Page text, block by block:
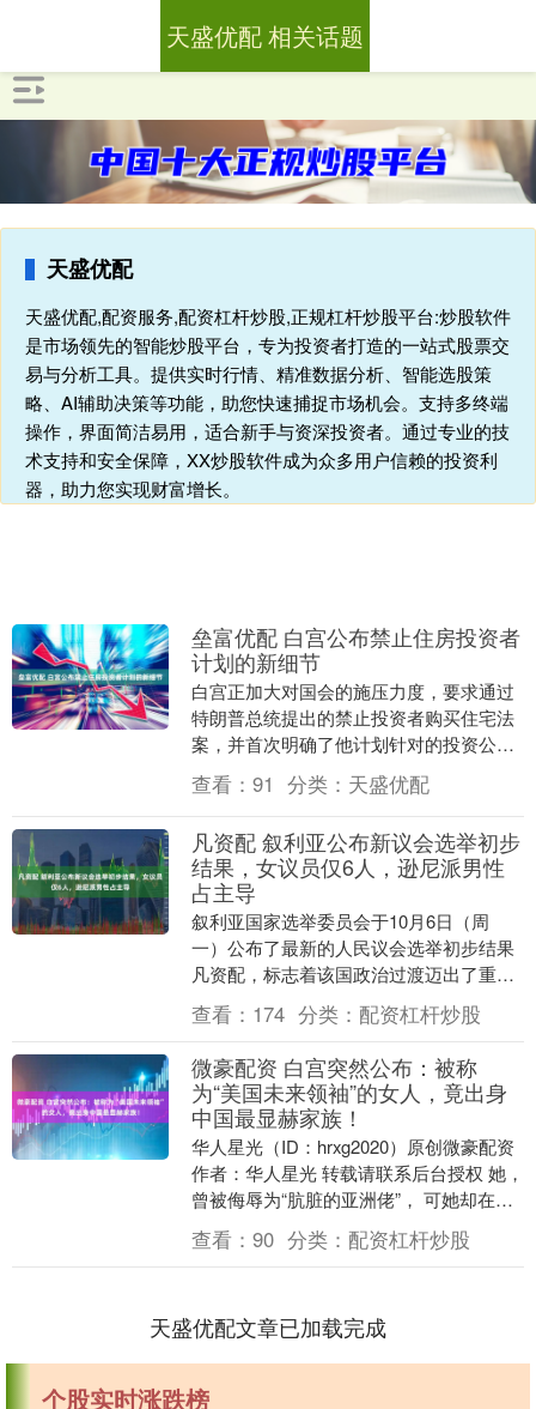
天盛优配
天盛优配,配资服务,配资杠杆炒股,正规杠杆炒股平台:炒股软件
是市场领先的智能炒股平台，专为投资者打造的一站式股票交
易与分析工具。提供实时行情、精准数据分析、智能选股策
略、AI辅助决策等功能，助您快速捕捉市场机会。支持多终端
操作，界面简洁易用，适合新手与资深投资者。通过专业的技
术支持和安全保障，XX炒股软件成为众多用户信赖的投资利
器，助力您实现财富增长。
天盛优配 相关话题
垒富优配 白宫公布禁止住房投资者
计划的新细节
白宫正加大对国会的施压力度，要求通过
特朗普总统提出的禁止投资者购买住宅法
案，并首次明确了他计划针对的投资公司
类型。 据一份文件显示，白宫周四在致参
众两院委员会主....
查看： 91 分类： 天盛优配
凡资配 叙利亚公布新议会选举初步
结果，女议员仅6人，逊尼派男性
占主导
叙利亚国家选举委员会于10月6日（周
一）公布了最新的人民议会选举初步结果
凡资配，标志着该国政治过渡迈出了重要
一步。这次选举在10月5日（周日）举
行，采用间接投票....
查看： 174 分类： 配资杠杆炒股
微豪配资 白宫突然公布：被称
为“美国未来领袖”的女人，竟出身
中国最显赫家族！
华人星光（ID：hrxg2020）原创微豪配资
作者：华人星光 转载请联系后台授权 她，
曾被侮辱为“肮脏的亚洲佬”， 可她却在美
国掀起一场风暴： 白宫公布的名....
查看： 90 分类： 配资杠杆炒股
天盛优配文章已加载完成
个股实时涨跌榜